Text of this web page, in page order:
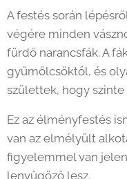
A festés során
végére minden
fürdő narancsfák. A
gyümölcsöktől, és
születtek, hogy
Ez az élményfestés
van az elmélyült
figyelemmel van
lenyűgöző lesz.